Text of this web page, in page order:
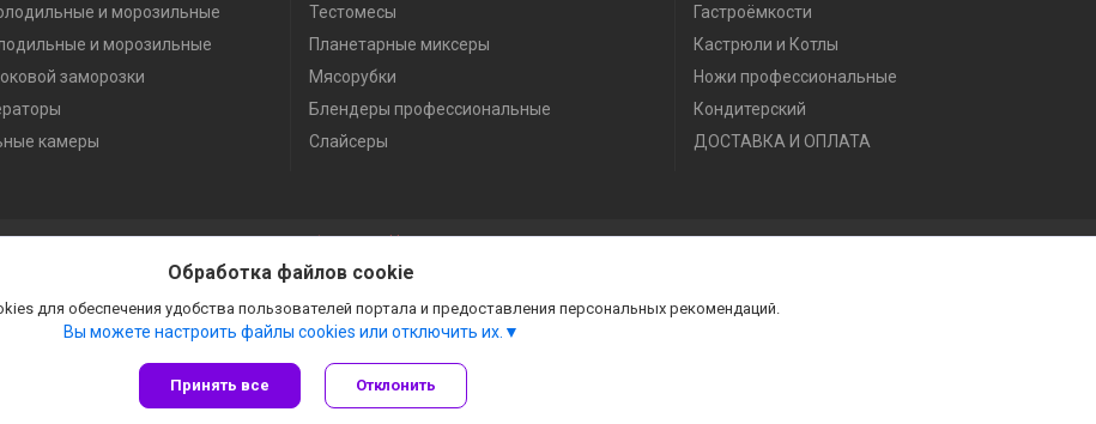
и морозильные
и морозильные
заморозки
камеры
Тестомесы
Планетарные миксеры
Мясорубки
Блендеры профессиональные
Слайсеры
Гастроёмкости
Кастрюли и Котлы
Ножи профессиональные
Кондитерский
ДОСТАВКА И ОПЛАТА
Сайт создан на платформе Deal.by
Политика обработки файлов cookies
Обработка файлов cookie
для обеспечения удобства пользователей портала и предоставления персональных рекомендаций.
Вы можете настроить файлы cookies или отключить их.
Принять все Отклонить
Гастробизнес |
Пожаловаться на контент
Select Language ▼